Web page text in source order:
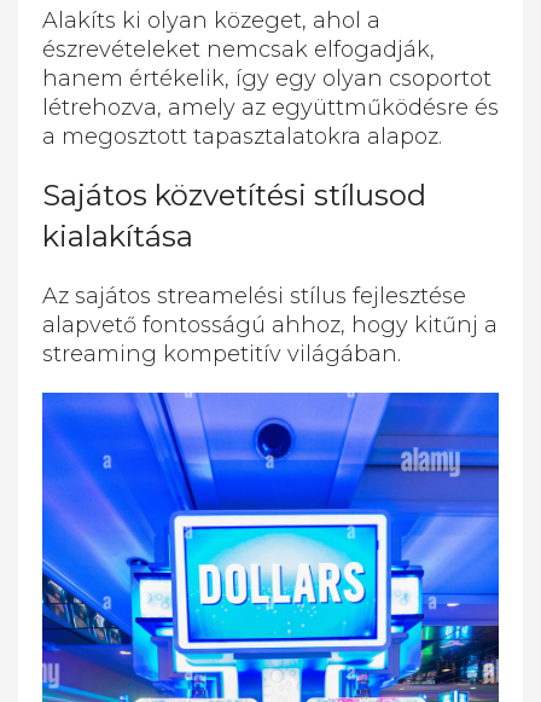
Alakíts ki olyan közeget, ahol a
észrevételeket nemcsak elfogadják,
hanem értékelik, így egy olyan csoportot
létrehozva, amely az együttműködésre és
a megosztott tapasztalatokra alapoz.
Sajátos közvetítési stílusod
kialakítása
Az sajátos streamelési stílus fejlesztése
alapvető fontosságú ahhoz, hogy kitűnj a
streaming kompetitív világában.